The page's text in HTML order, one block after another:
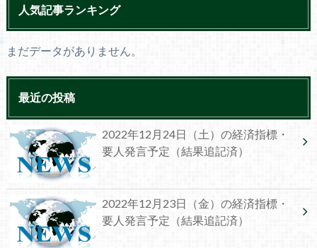
人気記事ランキング
まだデータがありません。
最近の投稿
2022年12月24日（土）の経済指標・
要人発言予定（結果追記済）
2022年12月23日（金）の経済指標・
要人発言予定（結果追記済）